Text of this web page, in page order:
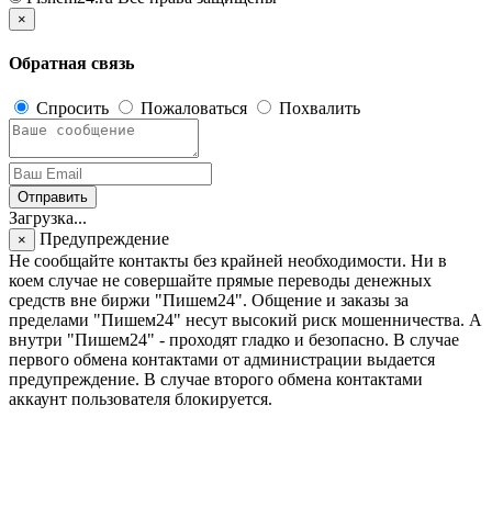
×
Обратная связь
Спросить Пожаловаться Похвалить
Отправить
Загрузка...
×
Предупреждение
Не сообщайте контакты без крайней необходимости. Ни в
коем случае не совершайте прямые переводы денежных
средств вне биржи "Пишем24". Общение и заказы за
пределами "Пишем24" несут высокий риск мошенничества. А
внутри "Пишем24" - проходят гладко и безопасно. В случае
первого обмена контактами от администрации выдается
предупреждение. В случае второго обмена контактами
аккаунт пользователя блокируется.